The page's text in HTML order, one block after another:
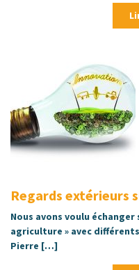
Regards extérieurs
Nous avons voulu
agriculture » avec
Pierre […]